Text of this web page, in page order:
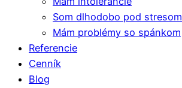
Som dlhodobo pod stresom
Mám problémy so spánkom
Referencie
Cenník
Blog